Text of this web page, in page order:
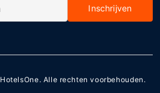
Inschrijven
HotelsOne. Alle rechten voorbehouden.